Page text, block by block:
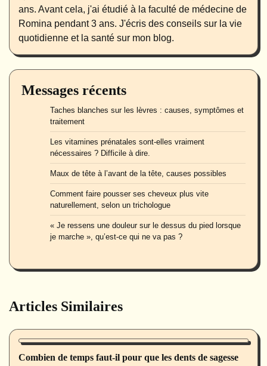
ans. Avant cela, j'ai étudié à la faculté de médecine de
Romina pendant 3 ans. J'écris des conseils sur la vie
quotidienne et la santé sur mon blog.
Messages récents
Taches blanches sur les lèvres : causes, symptômes et
traitement
Les vitamines prénatales sont-elles vraiment
nécessaires ? Difficile à dire.
Maux de tête à l’avant de la tête, causes possibles
Comment faire pousser ses cheveux plus vite
naturellement, selon un trichologue
« Je ressens une douleur sur le dessus du pied lorsque
je marche », qu’est-ce qui ne va pas ?
Articles Similaires
Santé buccale
Combien de temps faut-il pour que les dents de sagesse